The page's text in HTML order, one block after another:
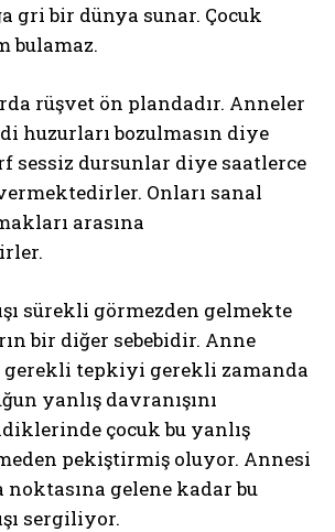
gri bir dünya sunar. Çocuk
bulamaz.
rüşvet ön plandadır. Anneler
huzurları bozulmasın diye
sessiz dursunlar diye saatlerce
Onları sanal
arasına
sürekli görmezden gelmekte
bir diğer sebebidir. Anne
gerekli tepkiyi gerekli zamanda
yanlış davranışını
çocuk bu yanlış
pekiştirmiş oluyor. Annesi
noktasına gelene kadar bu
sergiliyor.